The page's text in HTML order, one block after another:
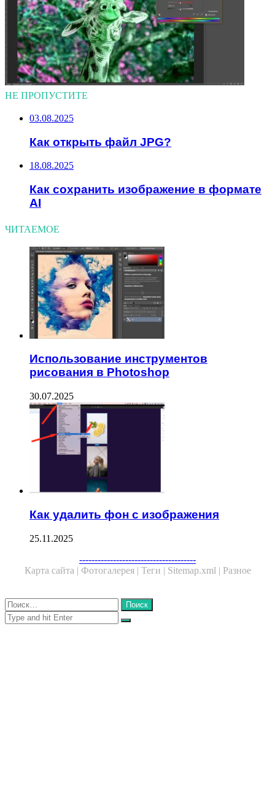
НЕ ПРОПУСТИТЕ
03.08.2025
Как открыть файл JPG?
18.08.2025
Как сохранить изображение в формате
AI
ЧИТАЕМОЕ
Использование инструментов
рисования в Photoshop
30.07.2025
Как удалить фон с изображения
25.11.2025
--------------------------------------
Карта сайта | Фотогалерея | Теги | Sitemap.xml | Разное
Close
Найти:
Close
Search